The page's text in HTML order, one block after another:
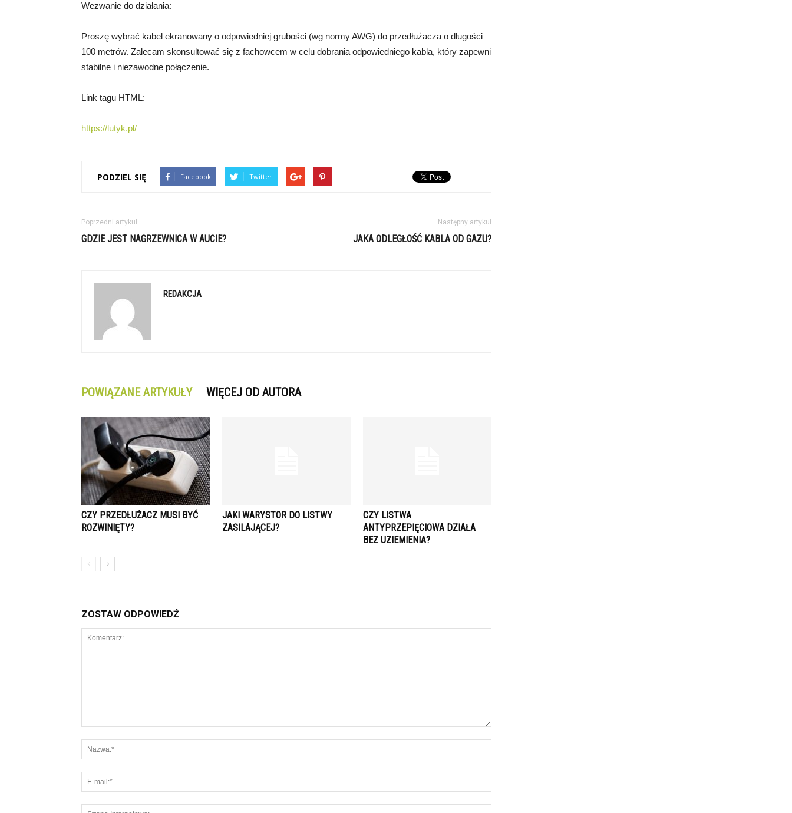
Wezwanie do działania:
Proszę wybrać kabel ekranowany o odpowiedniej grubości (wg normy AWG) do przedłużacza o długości
100 metrów. Zalecam skonsultować się z fachowcem w celu dobrania odpowiedniego kabla, który zapewni
stabilne i niezawodne połączenie.
Link tagu HTML:
https://lutyk.pl/
PODZIEL SIĘ Facebook Twitter
Poprzedni artykuł
GDZIE JEST NAGRZEWNICA W AUCIE?
Następny artykuł
JAKA ODLEGŁOŚĆ KABLA OD GAZU?
REDAKCJA
POWIĄZANE ARTYKUŁY WIĘCEJ OD AUTORA
CZY PRZEDŁUŻACZ MUSI BYĆ
ROZWINIĘTY?
JAKI WARYSTOR DO LISTWY
ZASILAJĄCEJ?
CZY LISTWA
ANTYPRZEPIĘCIOWA DZIAŁA
BEZ UZIEMIENIA?
ZOSTAW ODPOWIEDŹ